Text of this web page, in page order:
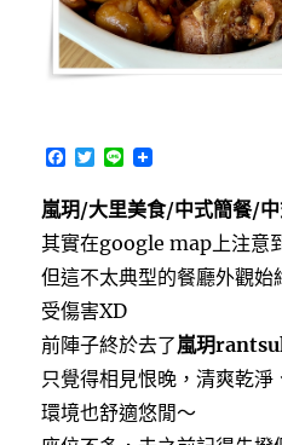
F
c
e
b
o
o
k
T
i
t
t
e
r
L
n
e
嵐玥/大里美食/中式簡餐/
其實在google map上注意
但這不太典型的餐廳外觀
受傷害XD
前陣子終於去了嵐玥
只覺得相見恨晚，清爽乾淨
環境也舒適悠閒～